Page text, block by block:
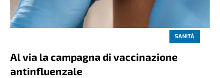
SANITÀ
Al via la campagna di vaccinazione
antinfluenzale